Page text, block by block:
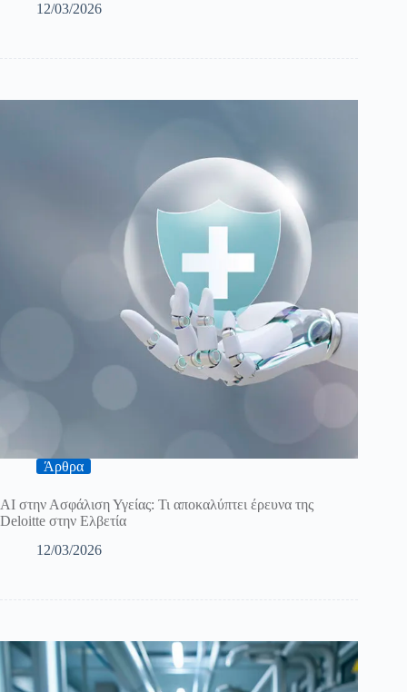
12/03/2026
Άρθρα
AI στην Ασφάλιση Υγείας: Τι αποκαλύπτει έρευνα της
Deloitte στην Ελβετία
12/03/2026